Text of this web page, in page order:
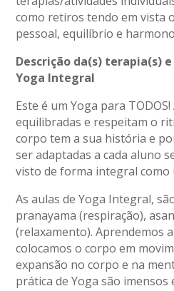
como retiros tendo em vista
pessoal, equilíbrio e
Descrição da(s) terapia(s)
Yoga Integral
Este é um Yoga para
equilibradas e respeitam o
corpo tem a sua história e
ser adaptadas a cada aluno
visto de forma integral como
As aulas de Yoga Integral,
pranayama (respiração),
(relaxamento). Aprendemos
colocamos o corpo em
expansão no corpo e na
prática de Yoga são